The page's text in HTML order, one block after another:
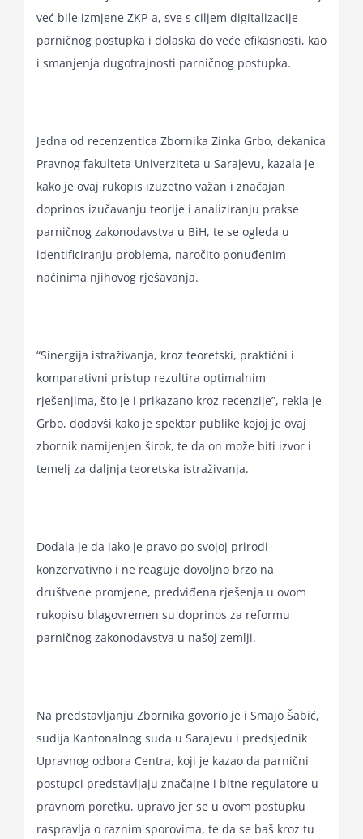
već bile izmjene ZKP-a, sve s ciljem digitalizacije
parničnog postupka i dolaska do veće efikasnosti, kao
i smanjenja dugotrajnosti parničnog postupka.
Jedna od recenzentica Zbornika Zinka Grbo, dekanica
Pravnog fakulteta Univerziteta u Sarajevu, kazala je
kako je ovaj rukopis izuzetno važan i značajan
doprinos izučavanju teorije i analiziranju prakse
parničnog zakonodavstva u BiH, te se ogleda u
identificiranju problema, naročito ponuđenim
načinima njihovog rješavanja.
“Sinergija istraživanja, kroz teoretski, praktični i
komparativni pristup rezultira optimalnim
rješenjima, što je i prikazano kroz recenzije”, rekla je
Grbo, dodavši kako je spektar publike kojoj je ovaj
zbornik namijenjen širok, te da on može biti izvor i
temelj za daljnja teoretska istraživanja.
Dodala je da iako je pravo po svojoj prirodi
konzervativno i ne reaguje dovoljno brzo na
društvene promjene, predviđena rješenja u ovom
rukopisu blagovremen su doprinos za reformu
parničnog zakonodavstva u našoj zemlji.
Na predstavljanju Zbornika govorio je i Smajo Šabić,
sudija Kantonalnog suda u Sarajevu i predsjednik
Upravnog odbora Centra, koji je kazao da parnični
postupci predstavljaju značajne i bitne regulatore u
pravnom poretku, upravo jer se u ovom postupku
raspravlja o raznim sporovima, te da se baš kroz tu